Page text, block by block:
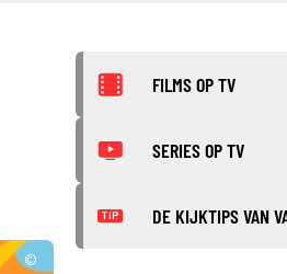
©
FILMS OP TV
SERIES OP TV
TIP DE KIJKTIPS VAN